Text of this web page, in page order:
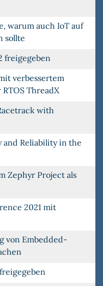
warum auch IoT auf
sollte
freigegeben
verbessertem
ThreadX
with
and Reliability in the
Zephyr Project als
2021 mit
von Embedded-